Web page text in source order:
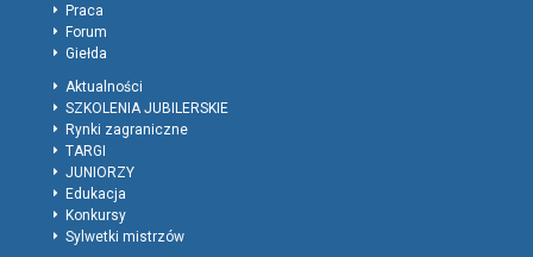
Praca
Forum
Giełda
Aktualności
SZKOLENIA JUBILERSKIE
Rynki zagraniczne
TARGI
JUNIORZY
Edukacja
Konkursy
Sylwetki mistrzów